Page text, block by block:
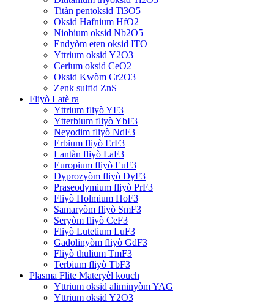
Titàn pentoksid Ti3O5
Oksid Hafnium HfO2
Niobium oksid Nb2O5
Endyòm eten oksid ITO
Yttrium oksid Y2O3
Cerium oksid CeO2
Oksid Kwòm Cr2O3
Zenk sulfid ZnS
Fliyò Latè ra
Yttrium fliyò YF3
Ytterbium fliyò YbF3
Neyodim fliyò NdF3
Erbium fliyò ErF3
Lantàn fliyò LaF3
Europium fliyò EuF3
Dyprozyòm fliyò DyF3
Praseodymium fliyò PrF3
Fliyò Holmium HoF3
Samaryòm fliyò SmF3
Seryòm fliyò CeF3
Fliyò Lutetium LuF3
Gadolinyòm fliyò GdF3
Fliyò thulium TmF3
Terbium fliyò TbF3
Plasma Flite Materyèl kouch
Yttrium oksid aliminyòm YAG
Yttrium oksid Y2O3